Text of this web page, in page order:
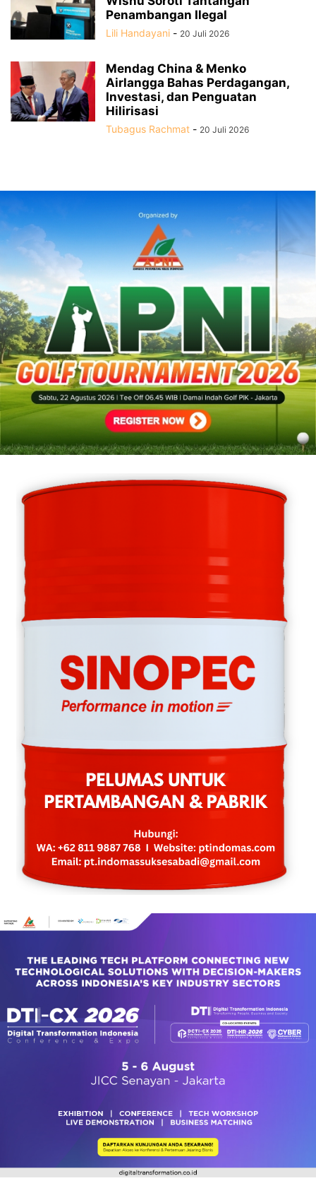
Penambangan Ilegal
Lili Handayani - 20 Juli 2026
Mendag China & Menko
Airlangga Bahas Perdagangan,
Investasi, dan Penguatan
Hilirisasi
Tubagus Rachmat - 20 Juli 2026